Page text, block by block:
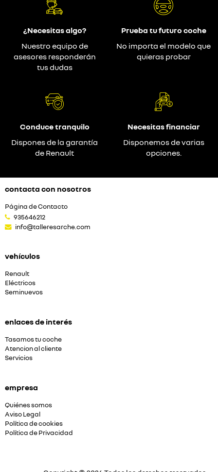
¿Necesitas algo?
Nuestro equipo de
asesores responderán
tus dudas
Prueba tu futuro coche
No importa el modelo que
quieras probar
Conduce tranquilo
Dispones de la garantía
de Renault
Necesitas financiar
Disponemos de varias
opciones.
contacta con nosotros
Página de Contacto
935646212
info@talleresarche.com
vehículos
Renault
Eléctricos
Seminuevos
enlaces de interés
Tasamos tu coche
Atencion al cliente
Servicios
empresa
Quiénes somos
Aviso Legal
Política de cookies
Política de Privacidad